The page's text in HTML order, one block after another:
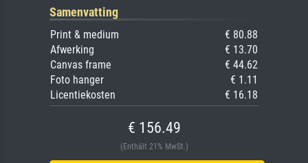
Samenvatting
Print & medium
€ 80.88
Afwerking
€ 13.70
Canvas frame
€ 44.62
Foto hanger
€ 1.11
Licentiekosten
€ 16.18
€ 156.49
(Enthält 21% MwSt.)